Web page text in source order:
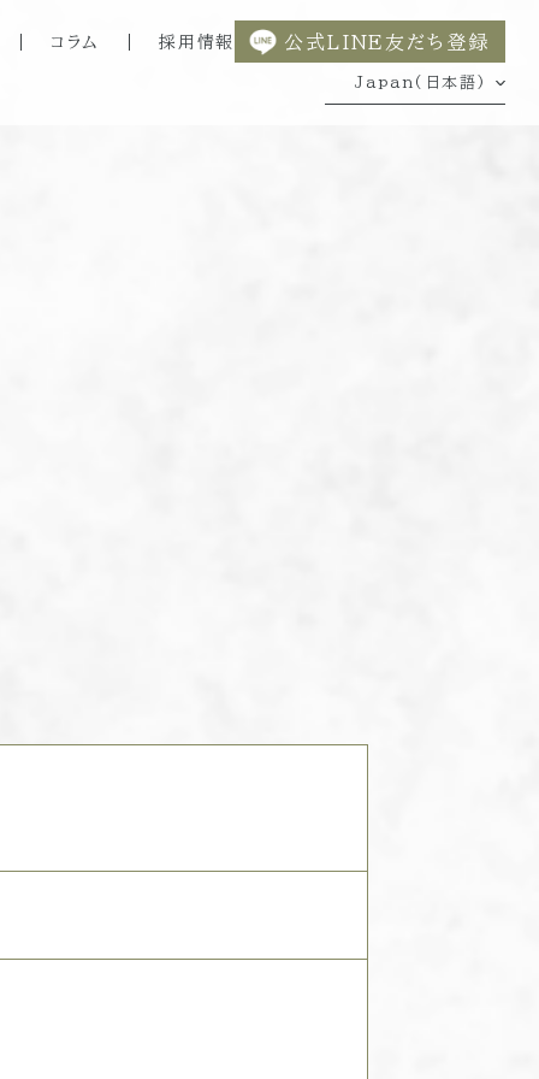
Japan(日本語)
コラム 採用情報 公式LINE友だち登録